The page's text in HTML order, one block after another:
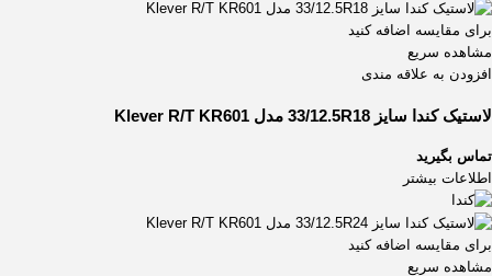
برای مقایسه اضافه کنید
مشاهده سریع
افزودن به علاقه مندی
لاستیک کندا سایز 33/12.5R18 مدل Klever R/T KR601
تماس بگیرید
اطلاعات بیشتر
برای مقایسه اضافه کنید
مشاهده سریع